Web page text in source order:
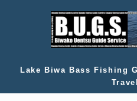
Lake Biwa Bass Fishing